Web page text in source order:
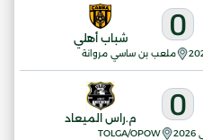
ملعب بن ساسي مروانة
0 شباب أهلي
TOLGA/OPOW
0 م.راس الميعاد